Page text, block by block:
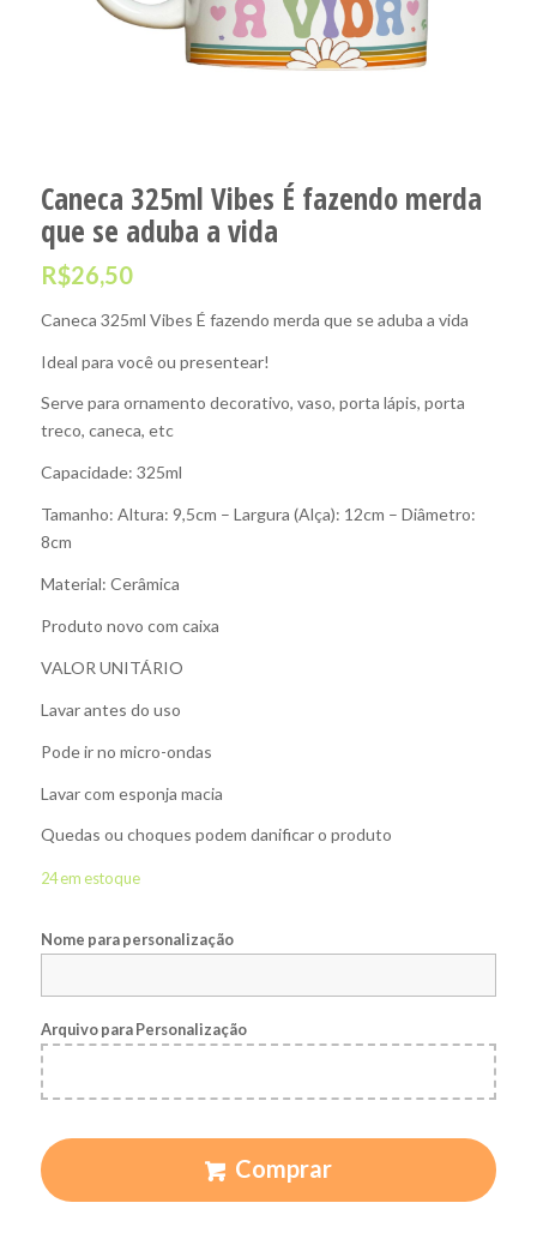
Caneca 325ml Vibes É fazendo merda
que se aduba a vida
R$26,50
Caneca 325ml Vibes É fazendo merda que se aduba a vida
Ideal para você ou presentear!
Serve para ornamento decorativo, vaso, porta lápis, porta
treco, caneca, etc
Capacidade: 325ml
Tamanho: Altura: 9,5cm – Largura (Alça): 12cm – Diâmetro:
8cm
Material: Cerâmica
Produto novo com caixa
VALOR UNITÁRIO
Lavar antes do uso
Pode ir no micro-ondas
Lavar com esponja macia
Quedas ou choques podem danificar o produto
24 em estoque
Nome para personalização
Arquivo para Personalização
Comprar